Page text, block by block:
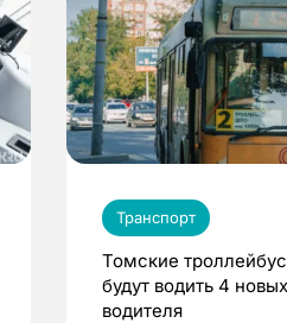
Транспорт
Томские
будут водить 4 новых
водителя